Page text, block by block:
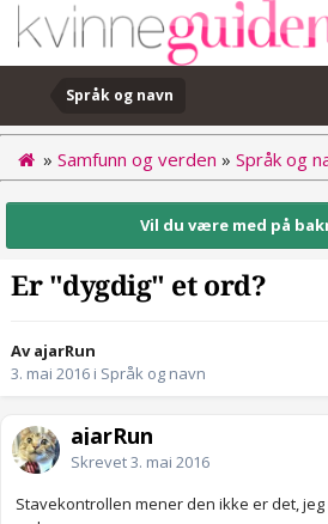
Språk og navn
» Samfunn og verden » Språk og
Vil du være med på
Er "dygdig" et ord?
Av ajarRun
3. mai 2016 i Språk og navn
ajarRun
Skrevet3. mai 2016
Stavekontrollen mener den ikke er det,